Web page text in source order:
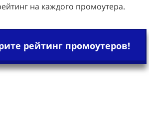
на каждого промоутера.
рейтинг промоутеров!